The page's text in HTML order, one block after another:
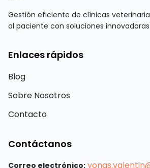
Gestión eficiente de clínicas
al paciente con soluciones innovadoras.
Enlaces rápidos
Blog
Sobre Nosotros
Contacto
Contáctanos
Correo electrónico: